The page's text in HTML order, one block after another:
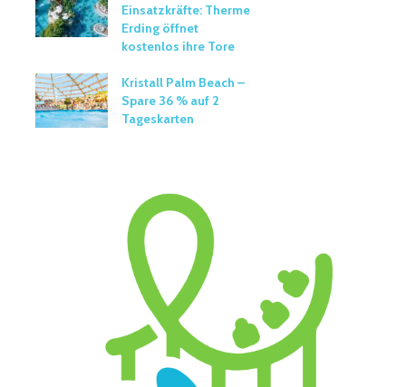
Einsatzkräfte: Therme
Erding öffnet
kostenlos ihre Tore
Kristall Palm Beach –
Spare 36 % auf 2
Tageskarten